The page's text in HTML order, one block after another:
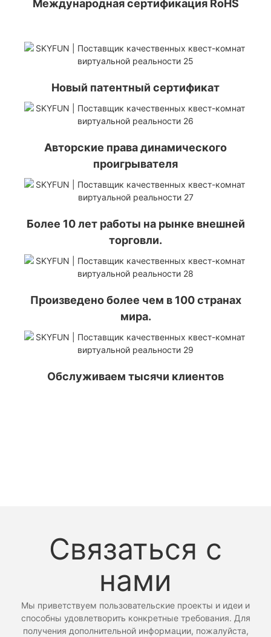
Международная сертификация RoHS
Новый патентный сертификат
Авторские права динамического
проигрывателя
Более 10 лет работы на рынке внешней
торговли.
Произведено более чем в 100 странах
мира.
Обслуживаем тысячи клиентов
Связаться с
нами
Мы приветствуем пользовательские проекты и идеи и
способны удовлетворить конкретные требования. Для
получения дополнительной информации, пожалуйста,